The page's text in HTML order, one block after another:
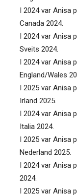
I 2024 var Anisa
Canada 2024.
I 2024 var Anisa
Sveits 2024.
I 2024 var Anisa
England/Wales
I 2025 var Anisa
Irland 2025.
I 2024 var Anisa
Italia 2024.
I 2025 var Anisa
Nederland 2025.
I 2024 var Anisa
2024.
I 2025 var Anisa